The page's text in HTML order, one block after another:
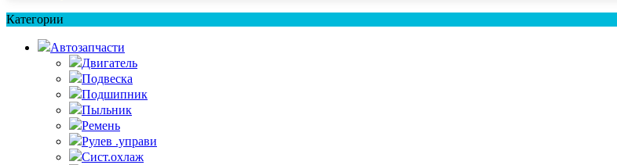
Категории
Автозапчасти
Двигатель
Подвеска
Подшипник
Пыльник
Ремень
Рулев .управи
Сист.охлаж